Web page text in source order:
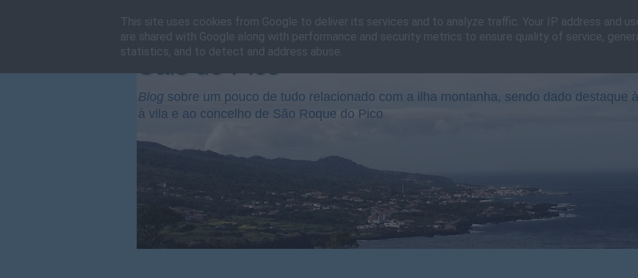
Cais do Pico
Blog sobre um pouco de tudo relacionado com a ilha montanha, sendo dado destaque
à vila e ao concelho de São Roque do Pico
This site uses cookies from Google to deliver its services and to analyze traffic. Your IP address and
are shared with Google along with performance and security metrics to ensure quality of service,
statistics, and to detect and address abuse.